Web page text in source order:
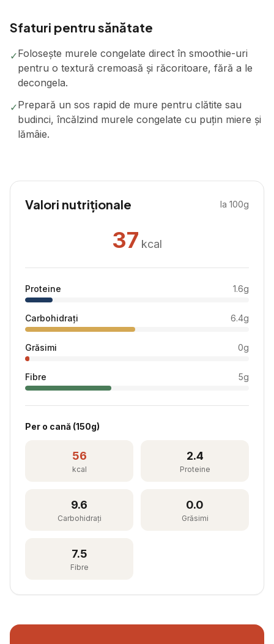
Sfaturi pentru sănătate
✓Folosește murele congelate direct în smoothie-uri
pentru o textură cremoasă și răcoritoare, fără a le
decongela.
✓Prepară un sos rapid de mure pentru clătite sau
budinci, încălzind murele congelate cu puțin miere și
lămâie.
Valori nutriționale la 100g
37 kcal
Proteine 1.6g
Carbohidrați 6.4g
Grăsimi 0g
Fibre 5g
Per o cană (150g)
56
kcal
2.4
Proteine
9.6
Carbohidrați
0.0
Grăsimi
7.5
Fibre